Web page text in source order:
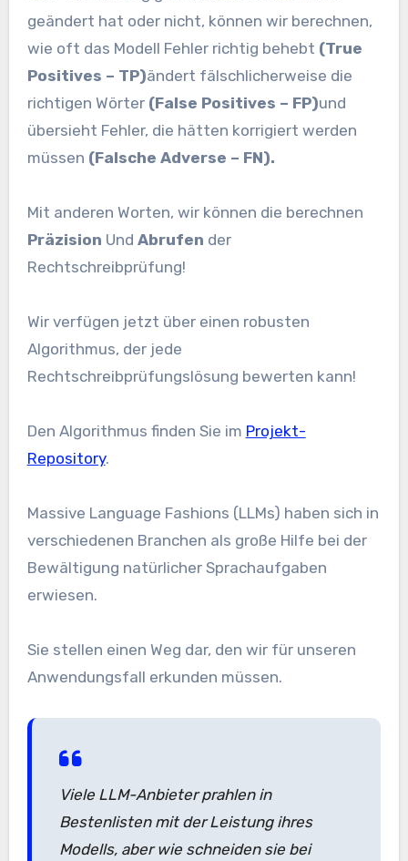
geändert hat oder nicht, können wir berechnen,
wie oft das Modell Fehler richtig behebt (True
Positives – TP)ändert fälschlicherweise die
richtigen Wörter (False Positives – FP)und
übersieht Fehler, die hätten korrigiert werden
müssen (Falsche Adverse – FN).
Mit anderen Worten, wir können die berechnen
Präzision Und Abrufen der
Rechtschreibprüfung!
Wir verfügen jetzt über einen robusten
Algorithmus, der jede
Rechtschreibprüfungslösung bewerten kann!
Den Algorithmus finden Sie im Projekt-
Repository.
Massive Language Fashions (LLMs) haben sich in
verschiedenen Branchen als große Hilfe bei der
Bewältigung natürlicher Sprachaufgaben
erwiesen.
Sie stellen einen Weg dar, den wir für unseren
Anwendungsfall erkunden müssen.
Viele LLM-Anbieter prahlen in
Bestenlisten mit der Leistung ihres
Modells, aber wie schneiden sie bei